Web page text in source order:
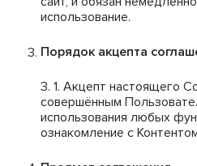
использование.
Порядок акцепта
Акцепт настоящего
совершённым
использования любых
ознакомление с